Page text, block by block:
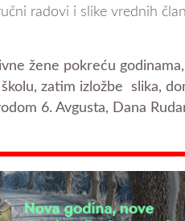
radovi i slike vrednih
žene pokreću
zatim izložbe slika,
6. Avgusta, Dana